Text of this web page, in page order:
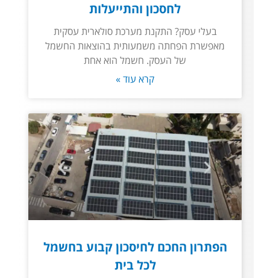
לחסכון והתייעלות
בעלי עסק? התקנת מערכת סולארית עסקית
מאפשרת הפחתה משמעותית בהוצאות החשמל
של העסק. חשמל הוא אחת
קרא עוד »
הפתרון החכם לחיסכון קבוע בחשמל
לכל בית